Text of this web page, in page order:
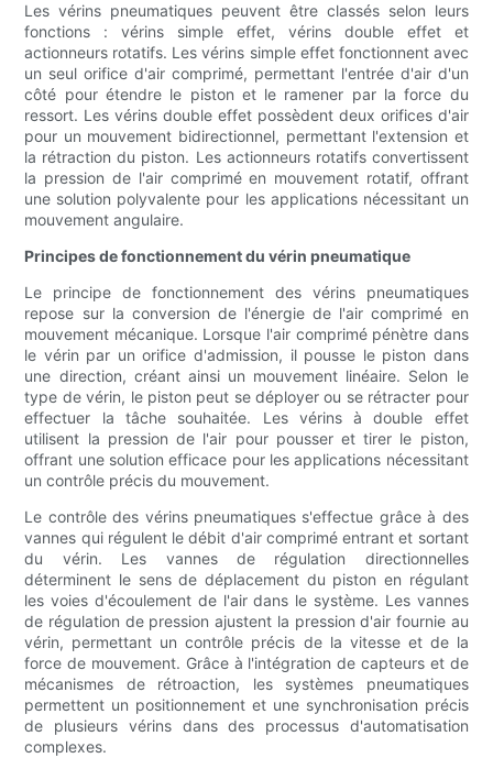
Les vérins pneumatiques peuvent être classés selon leurs
fonctions : vérins simple effet, vérins double effet et
actionneurs rotatifs. Les vérins simple effet fonctionnent avec
un seul orifice d'air comprimé, permettant l'entrée d'air d'un
côté pour étendre le piston et le ramener par la force du
ressort. Les vérins double effet possèdent deux orifices d'air
pour un mouvement bidirectionnel, permettant l'extension et
la rétraction du piston. Les actionneurs rotatifs convertissent
la pression de l'air comprimé en mouvement rotatif, offrant
une solution polyvalente pour les applications nécessitant un
mouvement angulaire.
Principes de fonctionnement du vérin pneumatique
Le principe de fonctionnement des vérins pneumatiques
repose sur la conversion de l'énergie de l'air comprimé en
mouvement mécanique. Lorsque l'air comprimé pénètre dans
le vérin par un orifice d'admission, il pousse le piston dans
une direction, créant ainsi un mouvement linéaire. Selon le
type de vérin, le piston peut se déployer ou se rétracter pour
effectuer la tâche souhaitée. Les vérins à double effet
utilisent la pression de l'air pour pousser et tirer le piston,
offrant une solution efficace pour les applications nécessitant
un contrôle précis du mouvement.
Le contrôle des vérins pneumatiques s'effectue grâce à des
vannes qui régulent le débit d'air comprimé entrant et sortant
du vérin. Les vannes de régulation directionnelles
déterminent le sens de déplacement du piston en régulant
les voies d'écoulement de l'air dans le système. Les vannes
de régulation de pression ajustent la pression d'air fournie au
vérin, permettant un contrôle précis de la vitesse et de la
force de mouvement. Grâce à l'intégration de capteurs et de
mécanismes de rétroaction, les systèmes pneumatiques
permettent un positionnement et une synchronisation précis
de plusieurs vérins dans des processus d'automatisation
complexes.